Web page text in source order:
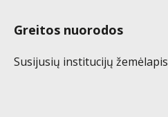
Greitos nuorodos
Susijusių institucijų žemėlapis